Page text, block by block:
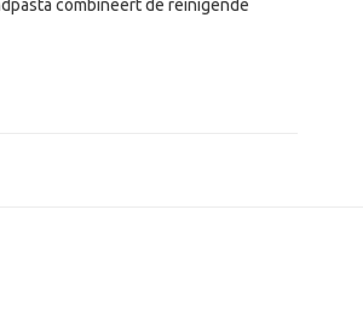
combineert de reinigende